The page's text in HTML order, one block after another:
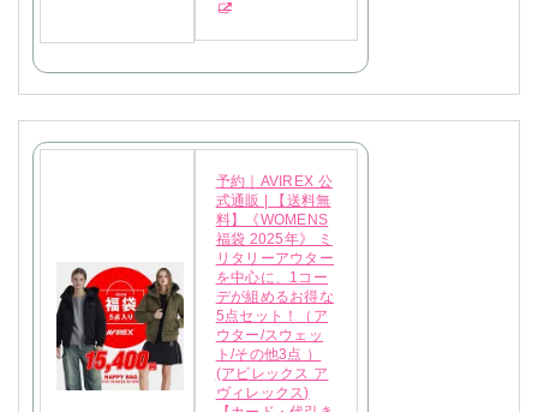
予約｜AVIREX 公
式通販 | 【送料無
料】《WOMENS
福袋 2025年》 ミ
リタリーアウター
を中心に、1コー
デが組めるお得な
5点セット！（ア
ウター/スウェッ
ト/その他3点 ）
(アビレックス ア
ヴィレックス)